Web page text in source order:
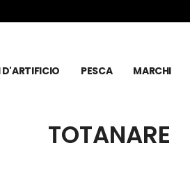
D'ARTIFICIO PESCA MARCHI
TOTANARE